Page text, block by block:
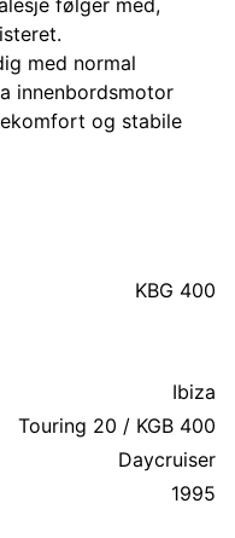
følger med,
med normal
innenbordsmotor
og stabile
KBG 400
Ibiza
Touring 20 / KGB 400
Daycruiser
1995